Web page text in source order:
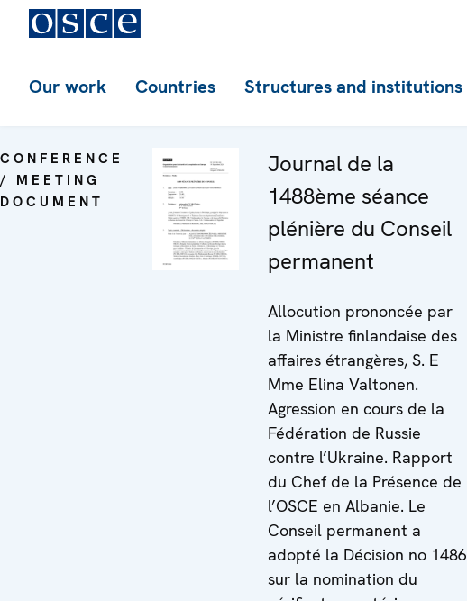
Our work Countries Structures and institutions
CONFERENCE
/ MEETING
DOCUMENT
Journal de la
1488ème séance
plénière du Conseil
permanent
Allocution prononcée par
la Ministre finlandaise des
affaires étrangères, S. E
Mme Elina Valtonen.
Agression en cours de la
Fédération de Russie
contre l’Ukraine. Rapport
du Chef de la Présence de
l’OSCE en Albanie. Le
Conseil permanent a
adopté la Décision no 1486
sur la nomination du